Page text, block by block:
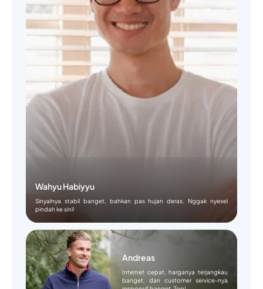
Wahyu Habiyyu
Sinyalnya stabil banget, bahkan pas hujan deras. Nggak nyesel
pindah ke sini!
Andreas
Internet cepat, harganya terjangkau
banget, dan customer service-nya